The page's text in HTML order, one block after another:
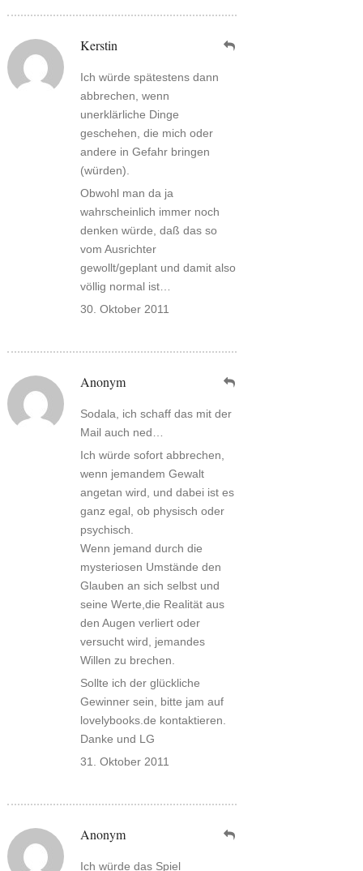
Kerstin
Ich würde spätestens dann
abbrechen, wenn
unerklärliche Dinge
geschehen, die mich oder
andere in Gefahr bringen
(würden).
Obwohl man da ja
wahrscheinlich immer noch
denken würde, daß das so
vom Ausrichter
gewollt/geplant und damit also
völlig normal ist…
30. Oktober 2011
Anonym
Sodala, ich schaff das mit der
Mail auch ned…
Ich würde sofort abbrechen,
wenn jemandem Gewalt
angetan wird, und dabei ist es
ganz egal, ob physisch oder
psychisch.
Wenn jemand durch die
mysteriosen Umstände den
Glauben an sich selbst und
seine Werte,die Realität aus
den Augen verliert oder
versucht wird, jemandes
Willen zu brechen.
Sollte ich der glückliche
Gewinner sein, bitte jam auf
lovelybooks.de kontaktieren.
Danke und LG
31. Oktober 2011
Anonym
Ich würde das Spiel